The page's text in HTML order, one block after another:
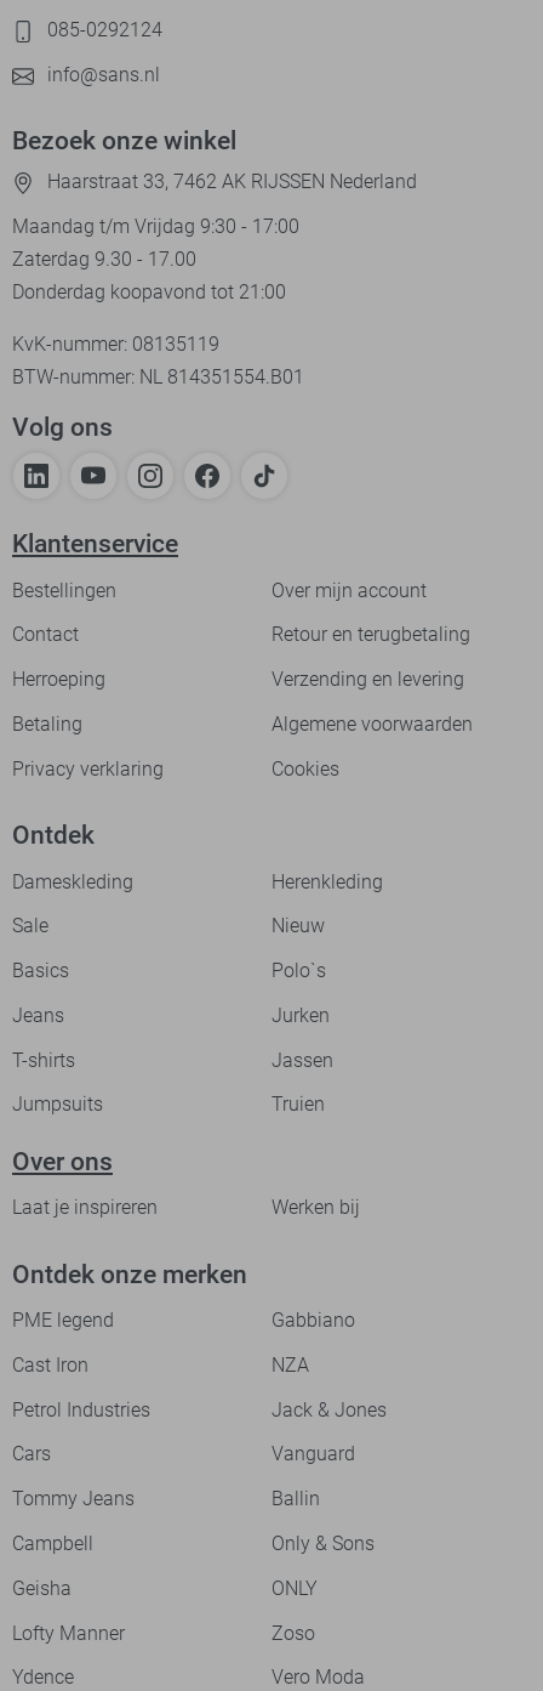
085-0292124
info@sans.nl
Bezoek onze winkel
Haarstraat 33, 7462 AK RIJSSEN Nederland
Maandag t/m Vrijdag 9:30 - 17:00
Zaterdag 9.30 - 17.00
Donderdag koopavond tot 21:00
KvK-nummer: 08135119
BTW-nummer: NL 814351554.B01
Volg ons
Klantenservice
Bestellingen
Over mijn account
Contact
Retour en terugbetaling
Herroeping
Verzending en levering
Betaling
Algemene voorwaarden
Privacy verklaring
Cookies
Ontdek
Dameskleding
Herenkleding
Sale
Nieuw
Basics
Polo`s
Jeans
Jurken
T-shirts
Jassen
Jumpsuits
Truien
Over ons
Laat je inspireren Werken bij
Ontdek onze merken
PME legend
Gabbiano
Cast Iron
NZA
Petrol Industries
Jack & Jones
Cars
Vanguard
Tommy Jeans
Ballin
Campbell
Only & Sons
Geisha
ONLY
Lofty Manner
Zoso
Ydence
Vero Moda